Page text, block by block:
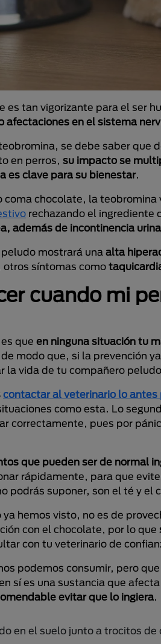
es tan vigorizante para el ser
afectaciones en el sistema
se debe saber que
en perros, su impacto se
es clave para su bienestar.
coma chocolate, la
rechazando el ingrediente
además de incontinencia
mostrará una alta
síntomas como
cuando mi
que en ninguna situación tu
modo que, si la prevención
la vida de tu compañero
contactar al veterinario lo antes
como esta. Lo
correctamente, pues por
que pueden ser de normal
rápidamente, para que
podrás suponer, son el té y el
hemos visto, no es de
con el chocolate, por lo que
con tu veterinario de
podemos consumir, pero
sí es una sustancia que
evitar que lo ingiera.